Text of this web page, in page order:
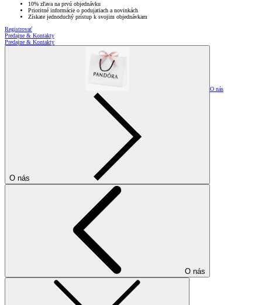
10% zľava na prvú objednávku
Prioritné informácie o podujatiach a novinkách
Získate jednoduchý prístup k svojim objednávkam
Registrovať
Predajne & Kontakty
Predajne & Kontakty
O nás
O nás
O nás